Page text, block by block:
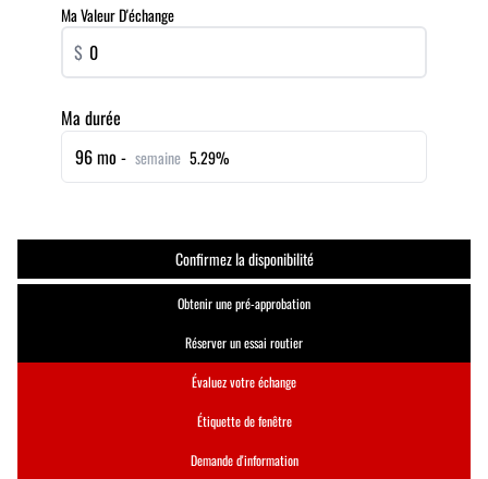
Obtenir une pré-approbation
Réserver un essai routier
Évaluez votre échange
Étiquette de fenêtre
Demande d'information
Ma Valeur D'échange
$
Ma durée
96 mo - semaine 5.29%
Confirmez la disponibilité